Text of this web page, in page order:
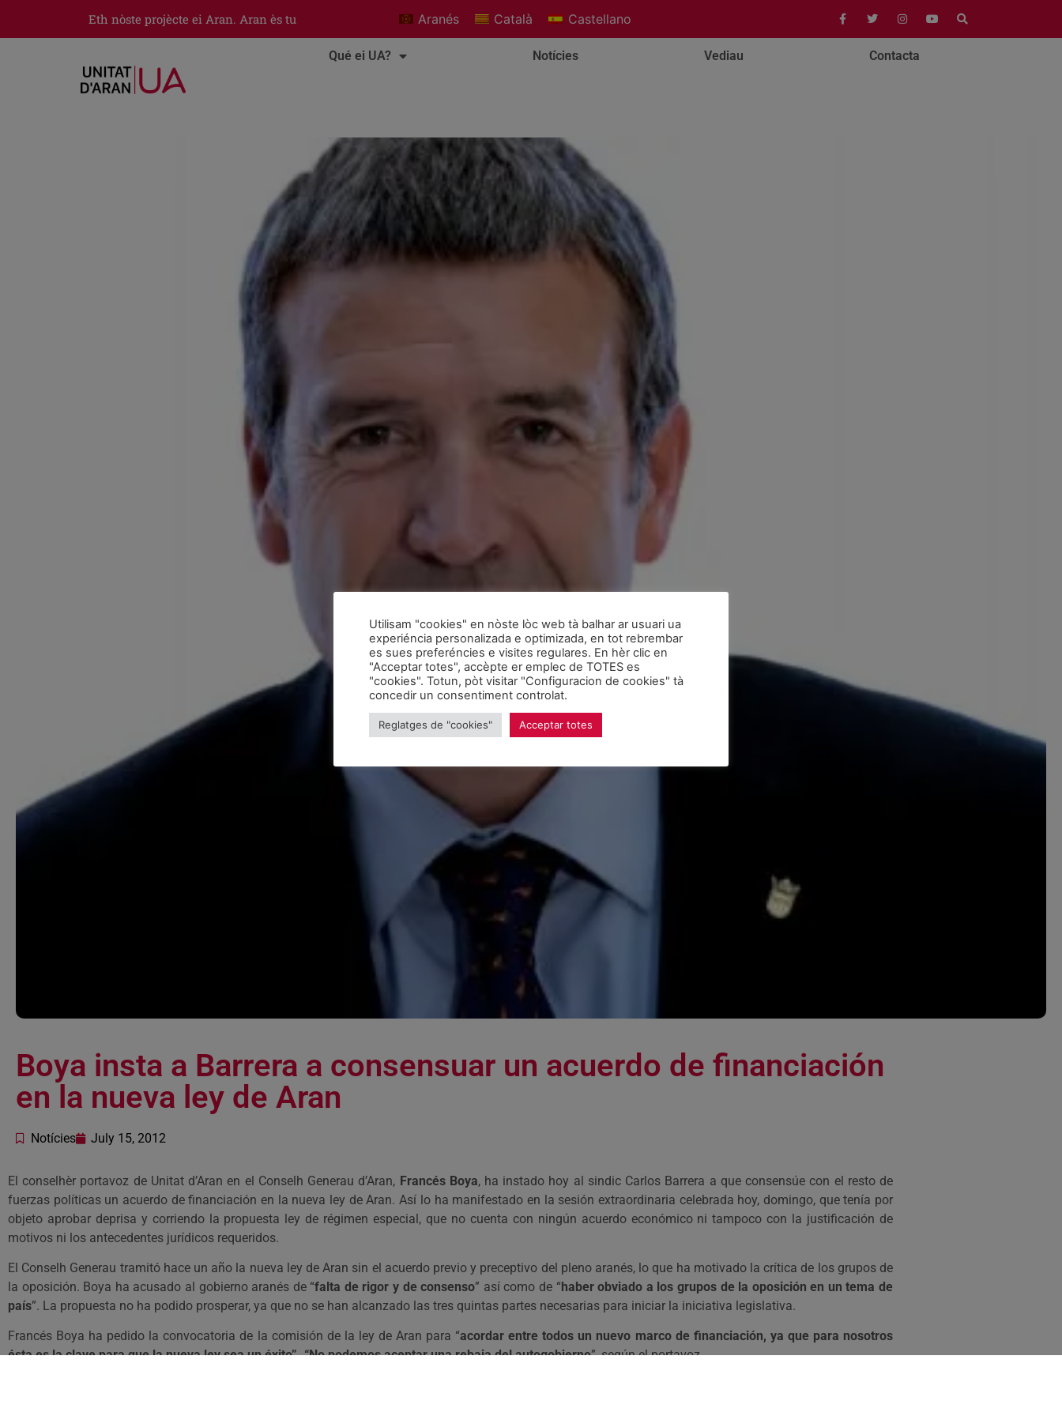
Eth nòste projècte ei Aran. Aran ès tu Aranés Català Castellano
Qué ei UA? Notícies Vediau Contacta
Boya insta a Barrera a consensuar un acuerdo de financiación
en la nueva ley de Aran
Notícies July 15, 2012
El conselhèr portavoz de Unitat d’Aran en el Conselh Generau d’Aran, Francés Boya, ha instado hoy al sindic Carlos Barrera a que consensúe con el resto de
fuerzas políticas un acuerdo de financiación en la nueva ley de Aran. Así lo ha manifestado en la sesión extraordinaria celebrada hoy, domingo, que tenía por
objeto aprobar deprisa y corriendo la propuesta ley de régimen especial, que no cuenta con ningún acuerdo económico ni tampoco con la justificación de
motivos ni los antecedentes jurídicos requeridos.
El Conselh Generau tramitó hace un año la nueva ley de Aran sin el acuerdo previo y preceptivo del pleno aranés, lo que ha motivado la crítica de los grupos de
la oposición. Boya ha acusado al gobierno aranés de “falta de rigor y de consenso” así como de “haber obviado a los grupos de la oposición en un tema de
país”. La propuesta no ha podido prosperar, ya que no se han alcanzado las tres quintas partes necesarias para iniciar la iniciativa legislativa.
Francés Boya ha pedido la convocatoria de la comisión de la ley de Aran para “acordar entre todos un nuevo marco de financiación, ya que para nosotros
ésta es la clave para que la nueva ley sea un éxito”. “No podemos aceptar una rebaja del autogobierno”, según el portavoz.
Utilisam "cookies" en nòste lòc web tà balhar ar usuari ua
experiéncia personalizada e optimizada, en tot rebrembar
es sues preferéncies e visites regulares. En hèr clic en
"Acceptar totes", accèpte er emplec de TOTES es
"cookies". Totun, pòt visitar "Configuracion de cookies" tà
concedir un consentiment controlat.
Reglatges de "cookies" Acceptar totes